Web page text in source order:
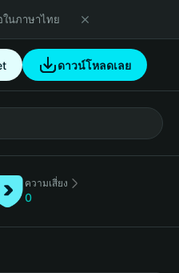
ในภาษาไทย
ดาวน์โหลดเลย
ความเสี่ยง
0